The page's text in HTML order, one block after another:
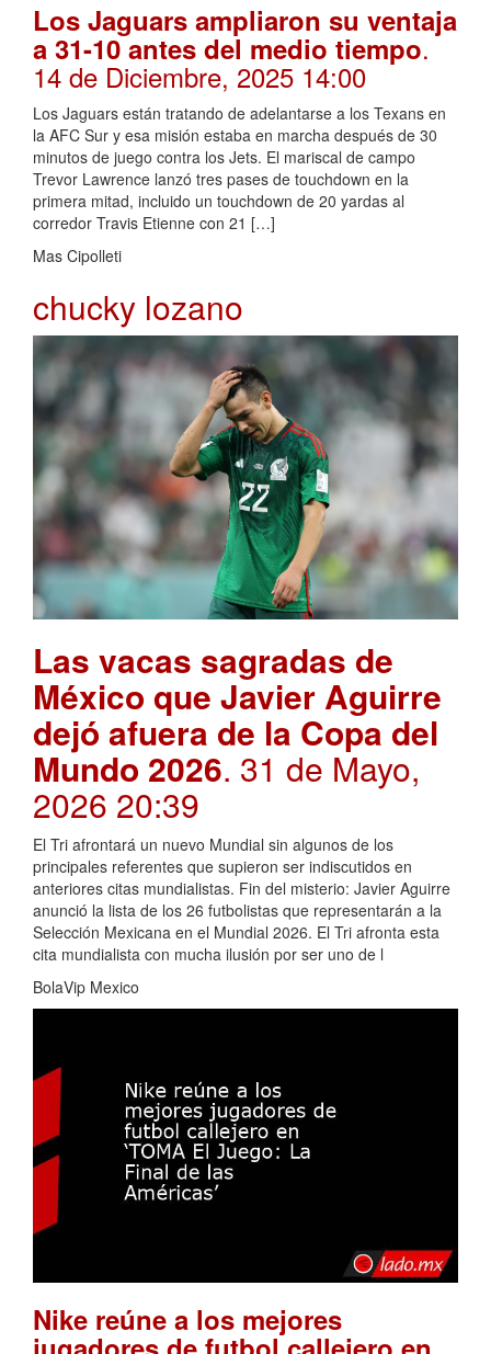
Los Jaguars ampliaron su ventaja
a 31-10 antes del medio tiempo.
14 de Diciembre, 2025 14:00
Los Jaguars están tratando de adelantarse a los Texans en
la AFC Sur y esa misión estaba en marcha después de 30
minutos de juego contra los Jets. El mariscal de campo
Trevor Lawrence lanzó tres pases de touchdown en la
primera mitad, incluido un touchdown de 20 yardas al
corredor Travis Etienne con 21 […]
Mas Cipolleti
chucky lozano
Las vacas sagradas de
México que Javier Aguirre
dejó afuera de la Copa del
Mundo 2026. 31 de Mayo,
2026 20:39
El Tri afrontará un nuevo Mundial sin algunos de los
principales referentes que supieron ser indiscutidos en
anteriores citas mundialistas. Fin del misterio: Javier Aguirre
anunció la lista de los 26 futbolistas que representarán a la
Selección Mexicana en el Mundial 2026. El Tri afronta esta
cita mundialista con mucha ilusión por ser uno de l
BolaVip Mexico
Nike reúne a los mejores